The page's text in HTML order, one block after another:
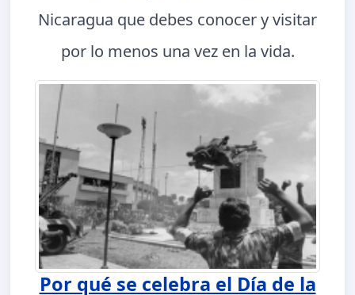
Nicaragua que debes conocer y visitar
por lo menos una vez en la vida.
Por qué se celebra el Día de la